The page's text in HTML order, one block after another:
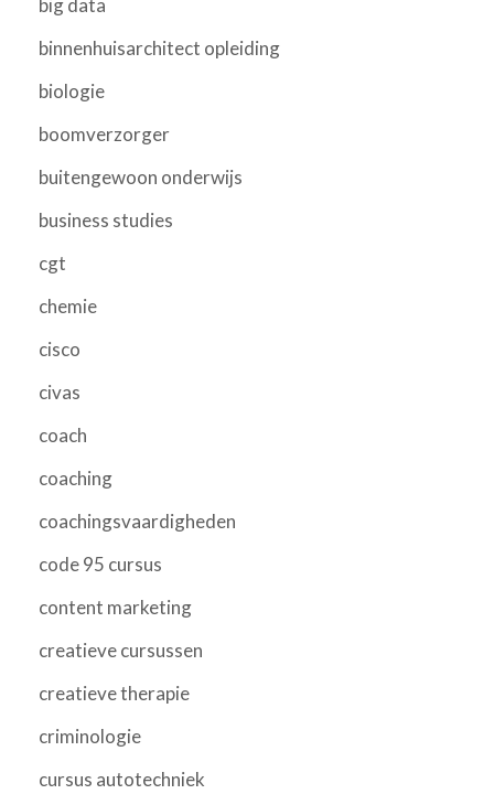
big data
binnenhuisarchitect opleiding
biologie
boomverzorger
buitengewoon onderwijs
business studies
cgt
chemie
cisco
civas
coach
coaching
coachingsvaardigheden
code 95 cursus
content marketing
creatieve cursussen
creatieve therapie
criminologie
cursus autotechniek